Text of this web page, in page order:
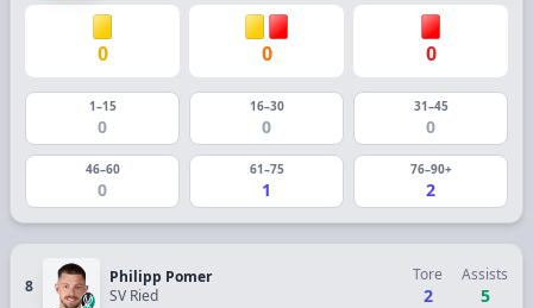
0 0 0
1–15
0
16–30
0
31–45
0
46–60
0
61–75
1
76–90+
2
8
Philipp Pomer
SV Ried
Tore
2
Assists
5